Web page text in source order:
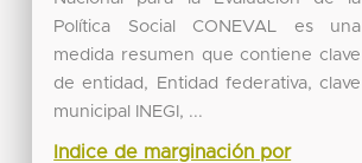
Política Social CONEVAL es una
medida resumen que contiene clave
de entidad, Entidad federativa, clave
municipal INEGI, ...
Indice de marginación por